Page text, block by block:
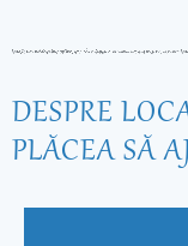
DESPRE
PLĂCEA SĂ